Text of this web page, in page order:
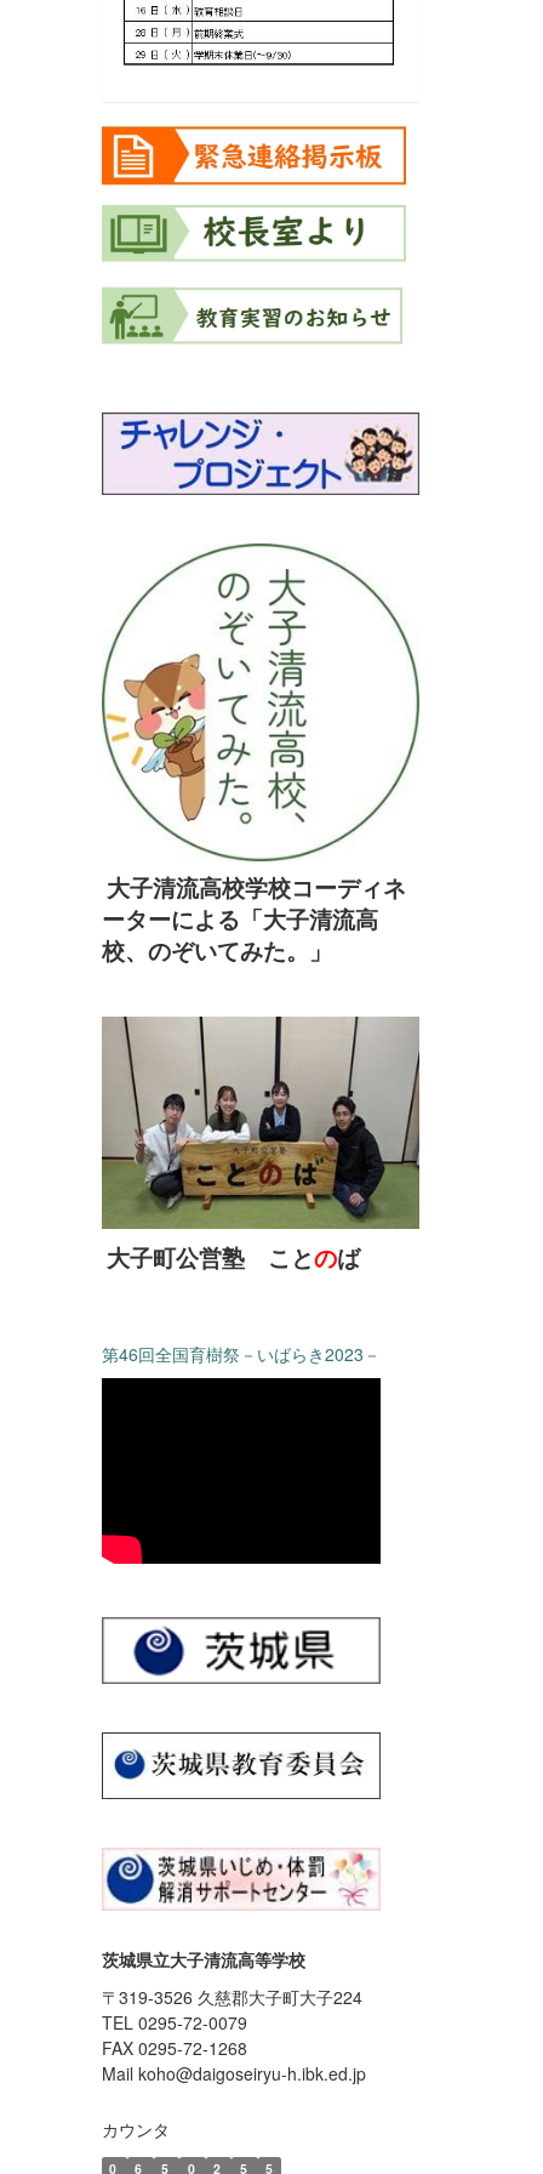
大子清流高校学校コーディネ
ーターによる 「大子清流高
校、のぞいてみた。」
大子町公営塾 ことのば
第46回全国育樹祭－いばらき2023－
茨城県立大子清流高等学校
〒319-3526 久慈郡大子町大子224
TEL 0295-72-0079
FAX 0295-72-1268
Mail koho@daigoseiryu-h.ibk.ed.jp
カウンタ
0 6 5 0 2 5 5